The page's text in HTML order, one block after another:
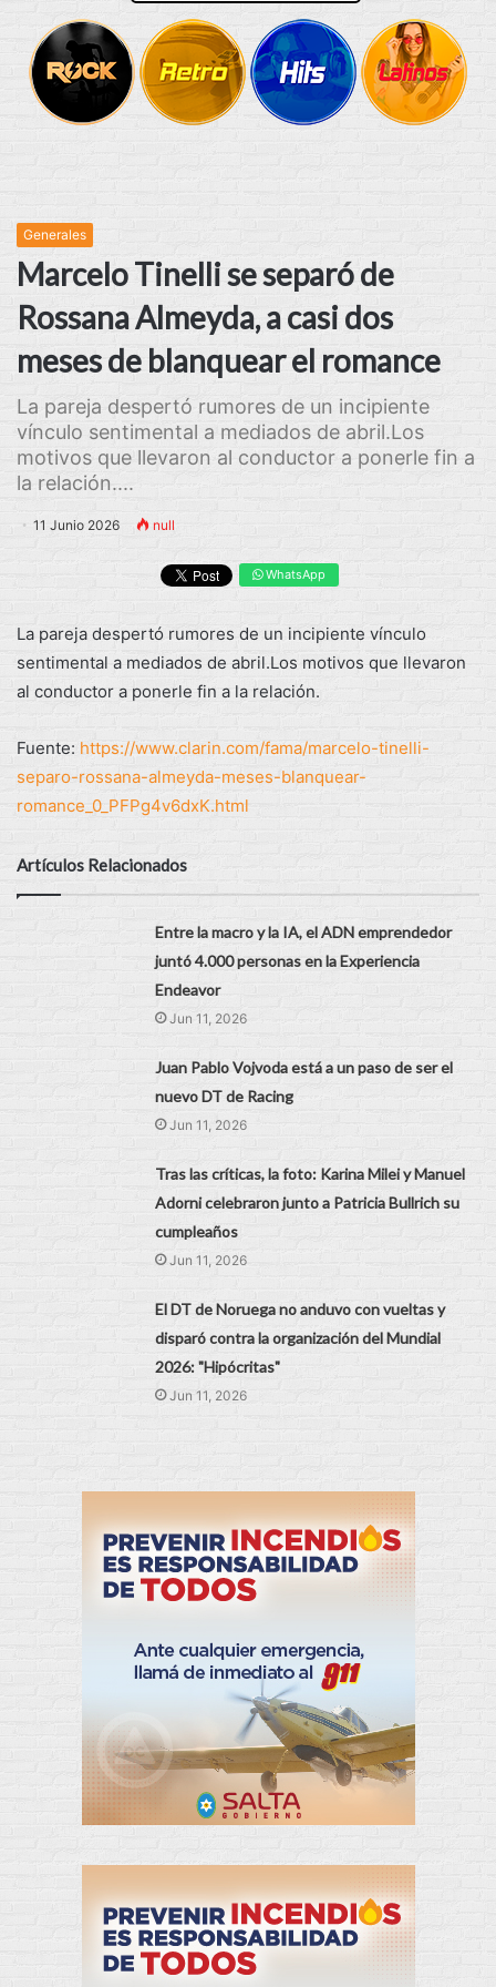
Generales
Marcelo Tinelli se separó de
Rossana Almeyda, a casi dos
meses de blanquear el romance
La pareja despertó rumores de un incipiente
vínculo sentimental a mediados de abril.Los
motivos que llevaron al conductor a ponerle fin a
la relación....
11 Junio 2026 null
WhatsApp
La pareja despertó rumores de un incipiente vínculo
sentimental a mediados de abril.Los motivos que llevaron
al conductor a ponerle fin a la relación.
Fuente: https://www.clarin.com/fama/marcelo-tinelli-
separo-rossana-almeyda-meses-blanquear-
romance_0_PFPg4v6dxK.html
Artículos Relacionados
Entre la macro y la IA, el ADN emprendedor
juntó 4.000 personas en la Experiencia
Endeavor
Jun 11, 2026
Juan Pablo Vojvoda está a un paso de ser el
nuevo DT de Racing
Jun 11, 2026
Tras las críticas, la foto: Karina Milei y Manuel
Adorni celebraron junto a Patricia Bullrich su
cumpleaños
Jun 11, 2026
El DT de Noruega no anduvo con vueltas y
disparó contra la organización del Mundial
2026: "Hipócritas"
Jun 11, 2026